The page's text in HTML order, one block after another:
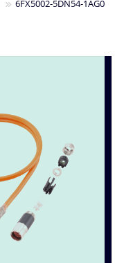
6FX5002-5DN54-1AG0